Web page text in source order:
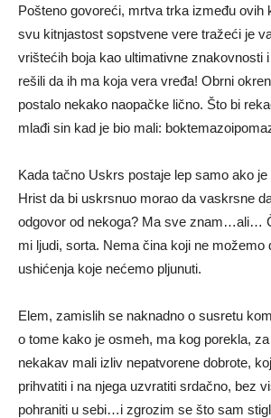
Pošteno govoreći, mrtva trka između ovih
svu kitnjastost sopstvene vere tražeći je
vrištećih boja kao ultimativne znakovnosti
rešili da ih ma koja vera vređa! Obrni
postalo nekako naopačke lično. Što bi
mlađi sin kad je bio mali:
Kada tačno Uskrs postaje lep samo ako
Hrist da bi uskrsnuo morao da vaskrsne
odgovor od nekoga? Ma sve znam…ali…
mi ljudi, sorta. Nema čina koji ne možemo
ushićenja koje nećemo pljunuti.
Elem, zamislih se naknadno o susretu
o tome kako je osmeh, ma kog porekla,
nekakav mali izliv nepatvorene dobrote,
prihvatiti i na njega uzvratiti srdačno, bez
pohraniti u sebi…i zgrozim se što sam